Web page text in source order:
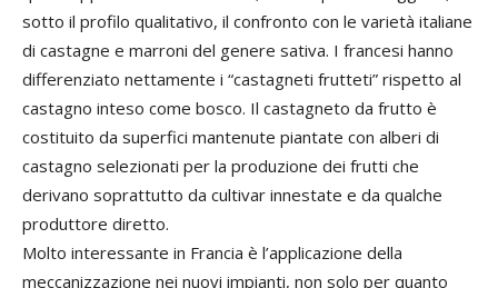
sotto il profilo qualitativo, il confronto con le varietà italiane
di castagne e marroni del genere sativa. I francesi hanno
differenziato nettamente i “castagneti frutteti” rispetto al
castagno inteso come bosco. Il castagneto da frutto è
costituito da superfici mantenute piantate con alberi di
castagno selezionati per la produzione dei frutti che
derivano soprattutto da cultivar innestate e da qualche
produttore diretto.
Molto interessante in Francia è l’applicazione della
meccanizzazione nei nuovi impianti, non solo per quanto